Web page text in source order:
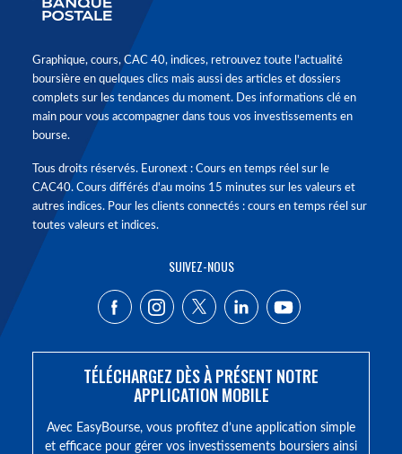
Graphique, cours, CAC 40, indices, retrouvez toute l'actualité
boursière en quelques clics mais aussi des articles et dossiers
complets sur les tendances du moment. Des informations clé en
main pour vous accompagner dans tous vos investissements en
bourse.
Tous droits réservés. Euronext : Cours en temps réel sur le
CAC40. Cours différés d'au moins 15 minutes sur les valeurs et
autres indices. Pour les clients connectés : cours en temps réel sur
toutes valeurs et indices.
SUIVEZ-NOUS
TÉLÉCHARGEZ DÈS À PRÉSENT NOTRE
APPLICATION MOBILE
Avec EasyBourse, vous profitez d’une application simple
et efficace pour gérer vos investissements boursiers ainsi